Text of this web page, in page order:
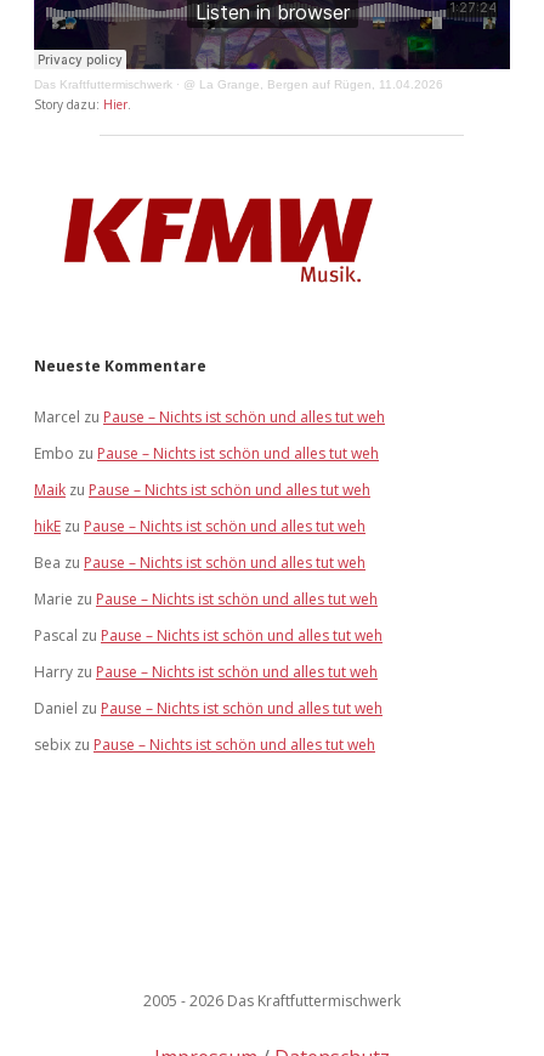
Das Kraftfuttermischwerk · @ La Grange, Bergen auf Rügen, 11.04.2026
Story dazu: Hier.
Neueste Kommentare
Marcel zu Pause – Nichts ist schön und alles tut weh
Embo zu Pause – Nichts ist schön und alles tut weh
Maik zu Pause – Nichts ist schön und alles tut weh
hikE zu Pause – Nichts ist schön und alles tut weh
Bea zu Pause – Nichts ist schön und alles tut weh
Marie zu Pause – Nichts ist schön und alles tut weh
Pascal zu Pause – Nichts ist schön und alles tut weh
Harry zu Pause – Nichts ist schön und alles tut weh
Daniel zu Pause – Nichts ist schön und alles tut weh
sebix zu Pause – Nichts ist schön und alles tut weh
2005 - 2026 Das Kraftfuttermischwerk